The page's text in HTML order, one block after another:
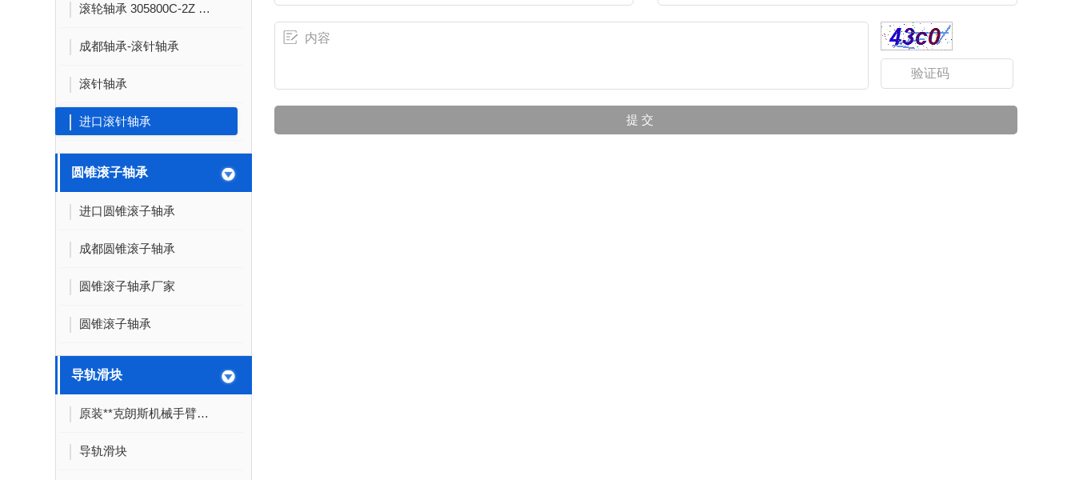
滚轮轴承 305800C-2Z 尺寸
成都轴承-滚针轴承
滚针轴承
进口滚针轴承
圆锥滚子轴承
进口圆锥滚子轴承
成都圆锥滚子轴承
圆锥滚子轴承厂家
圆锥滚子轴承
导轨滑块
原装**克朗斯机械手臂轴承INA直线轴承F-315872.01
导轨滑块